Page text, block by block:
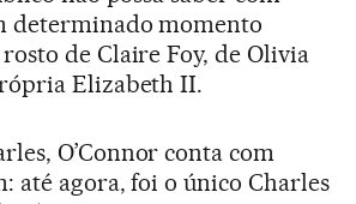
determinado momento
de Claire Foy, de Olivia
Elizabeth II.
O’Connor conta com
até agora, foi o único Charles